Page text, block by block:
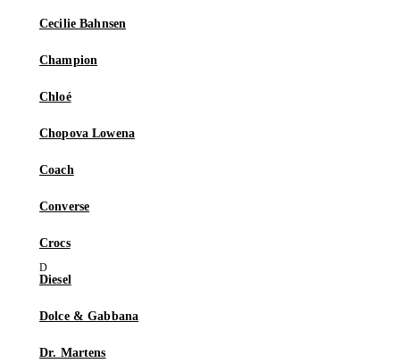
Cecilie Bahnsen
Champion
Chloé
Chopova Lowena
Coach
Converse
Crocs
Diesel
Dolce & Gabbana
Dr. Martens